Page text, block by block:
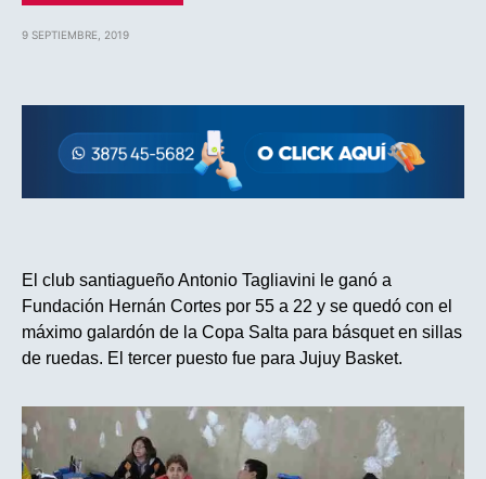
9 SEPTIEMBRE, 2019
El club santiagueño Antonio Tagliavini le ganó a
Fundación Hernán Cortes por 55 a 22 y se quedó con el
máximo galardón de la Copa Salta para básquet en sillas
de ruedas. El tercer puesto fue para Jujuy Basket.